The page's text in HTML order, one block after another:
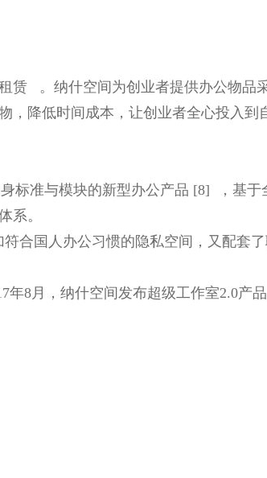
纳什空间为创业者提供办公物品采买、
，降低时间成本，让创业者全心投入到
准与模块的新型办公产品 [8] ，基于
。
国人办公习惯的隐私空间，又配套了
8月，纳什空间发布超级工作室2.0产品